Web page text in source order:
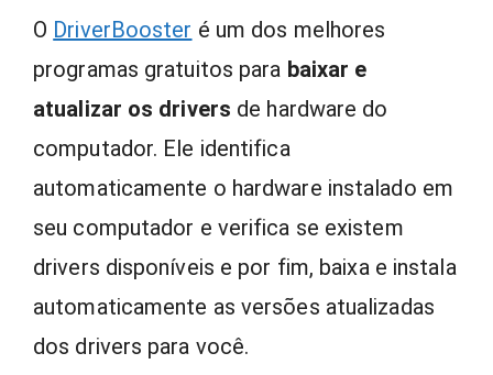
O DriverBooster é um dos melhores
programas gratuitos para baixar e
atualizar os drivers de hardware do
computador. Ele identifica
automaticamente o hardware instalado em
seu computador e verifica se existem
drivers disponíveis e por fim, baixa e instala
automaticamente as versões atualizadas
dos drivers para você.